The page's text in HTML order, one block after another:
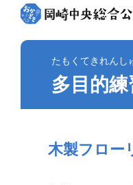
たもくてきれんし
多目的練
木製フロー